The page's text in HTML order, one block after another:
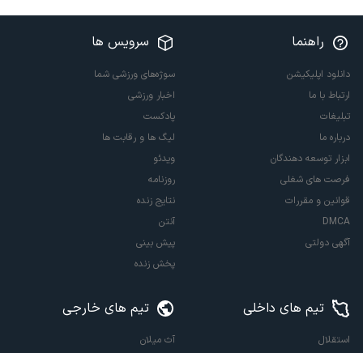
راهنما
دانلود اپلیکیشن
ارتباط با ما
تبلیغات
درباره ما
ابزار توسعه دهندگان
فرصت های شغلی
قوانین و مقررات
DMCA
آگهی دولتی
سرویس ها
سوژه‌های ورزشی شما
اخبار ورزشی
پادکست
لیگ ها و رقابت ها
ویدئو
روزنامه
نتایج زنده
آنتن
پیش بینی
پخش زنده
تیم های داخلی
استقلال
تیم های خارجی
آث میلان